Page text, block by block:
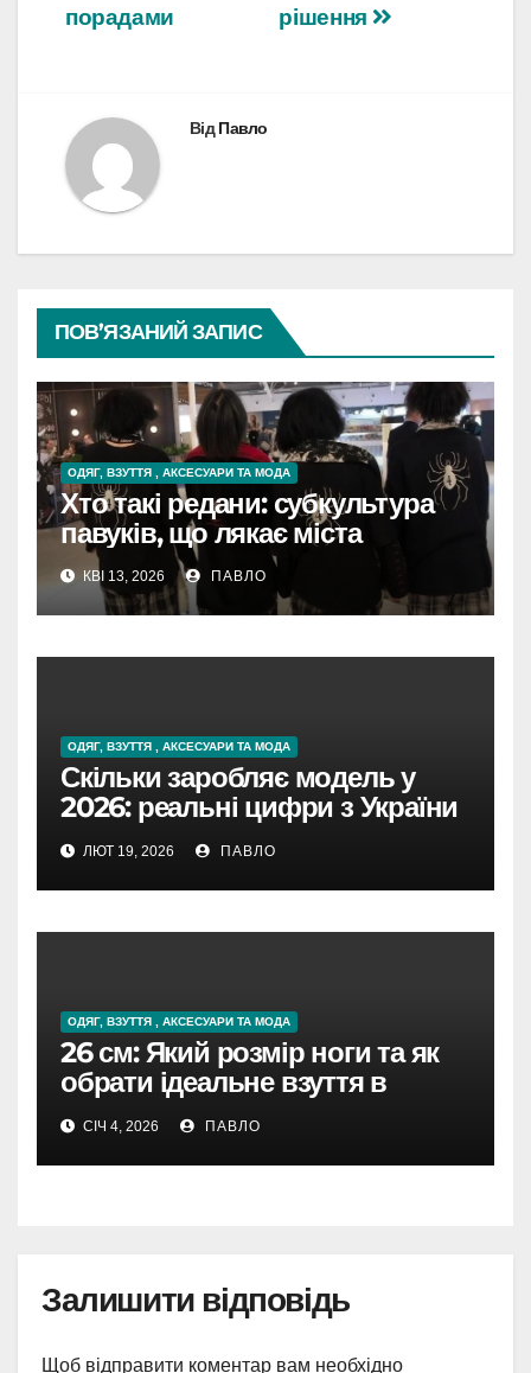
рішення
порадами
ВідПавло
ПОВ’ЯЗАНИЙ ЗАПИС
ОДЯГ, ВЗУТТЯ , АКСЕСУАРИ ТА МОДА
Хто такі редани: субкультура
павуків, що лякає міста
КВІ 13, 2026 ПАВЛО
ОДЯГ, ВЗУТТЯ , АКСЕСУАРИ ТА МОДА
Скільки заробляє модель у
2026: реальні цифри з України
та світу
ЛЮТ 19, 2026 ПАВЛО
ОДЯГ, ВЗУТТЯ , АКСЕСУАРИ ТА МОДА
26 см: Який розмір ноги та як
обрати ідеальне взуття в
Україні
СІЧ 4, 2026 ПАВЛО
Залишити відповідь
Щоб відправити коментар вам необхідно